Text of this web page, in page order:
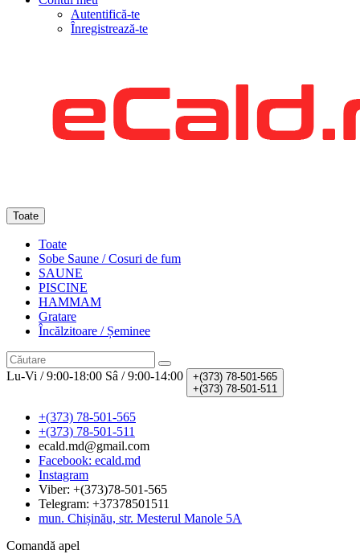
Autentifică-te
Înregistrează-te
Toate
Toate
Sobe Saune / Cosuri de fum
SAUNE
PISCINE
HAMMAM
Gratare
Încălzitoare / Șeminee
Lu-Vi / 9:00-18:00 Sâ / 9:00-14:00 +(373) 78-501-565
+(373) 78-501-511
+(373) 78-501-565
+(373) 78-501-511
ecald.md@gmail.com
Facebook: ecald.md
Instagram
Viber: +(373)78-501-565
Telegram: +37378501511
mun. Chișinău, str. Mesterul Manole 5A
Comandă apel